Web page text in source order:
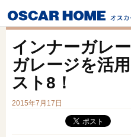
インナーガレ
ガレージを活
スト8！
2015年7月17日